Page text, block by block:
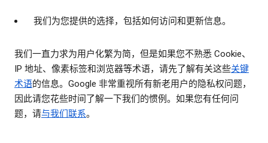
我们为您提供的选择，包括如何访问和更新信息。
我们一直力求为用户化繁为简，但是如果您不熟悉 Cookie、
IP 地址、像素标签和浏览器等术语，请先了解有关这些关键
术语的信息。Google 非常重视所有新老用户的隐私权问题，
因此请您花些时间了解一下我们的惯例。如果您有任何问
题，请与我们联系。